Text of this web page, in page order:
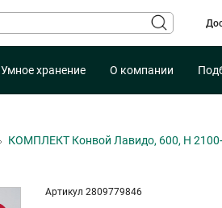
Умное хранение О компании
КОМПЛЕКТ Конвой Лавидо, 600, H
Артикул 2809779846